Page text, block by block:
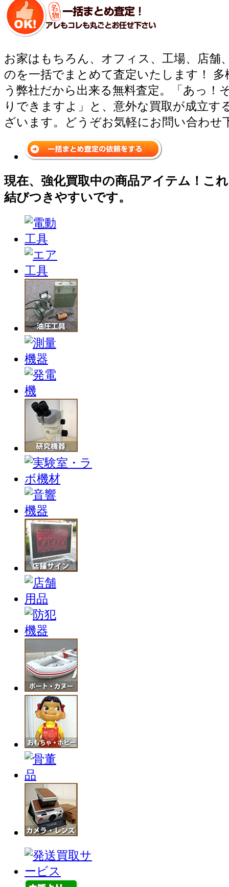
お家はもちろん、オフィス、工場、店舗
のを一括でまとめて査定いたします！
う弊社だから出来る無料査定。「あっ！
りできますよ」と、意外な買取が成立す
現在、強化買取中の商品アイテム！こ